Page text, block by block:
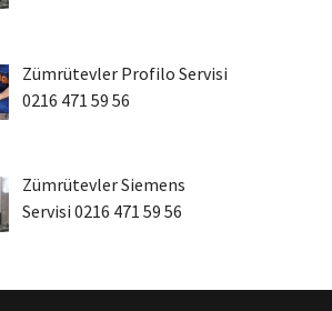
Zümrütevler Profilo Servisi
0216 471 59 56
Zümrütevler Siemens
Servisi 0216 471 59 56